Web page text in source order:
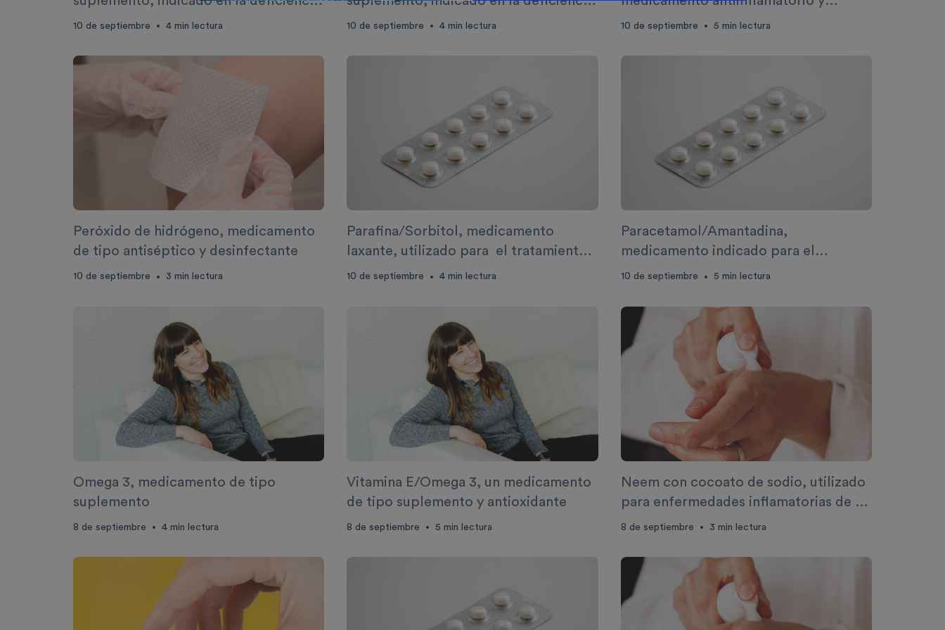
de estos compuestos
10 de septiembre • 4 min lectura
de estos compuestos
10 de septiembre • 4 min lectura
analgésico
10 de septiembre • 5 min lectura
Peróxido de hidrógeno, medicamento
de tipo antiséptico y desinfectante
10 de septiembre • 3 min lectura
Parafina/Sorbitol, medicamento
laxante, utilizado para el tratamiento
del estreñimiento ocasional
10 de septiembre • 4 min lectura
Paracetamol/Amantadina,
medicamento indicado para el
tratamiento de los síntomas del
10 de septiembre • 5 min lectura
Omega 3, medicamento de tipo
suplemento
8 de septiembre • 4 min lectura
Vitamina E/Omega 3, un medicamento
de tipo suplemento y antioxidante
8 de septiembre • 5 min lectura
Neem con cocoato de sodio, utilizado
para enfermedades inflamatorias de la
piel.
8 de septiembre • 3 min lectura